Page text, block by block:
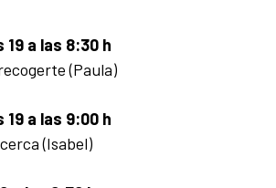
19 a las 8:30 h
(Paula)
19 a las 9:00 h
(Isabel)